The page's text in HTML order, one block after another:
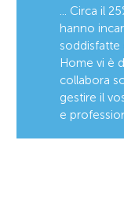
... Circa il
hanno
soddisfatte
Home vi è
collabora
gestire il
e